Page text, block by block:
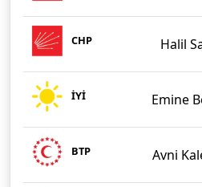
CHP Halil
İYİ Emine
BTP Avni